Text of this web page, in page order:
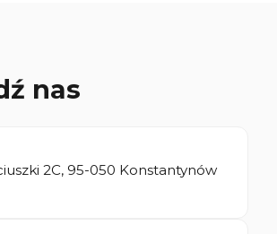
nas
2C, 95-050 Konstantynów